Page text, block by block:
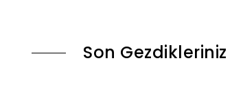
Son Gezdikleriniz